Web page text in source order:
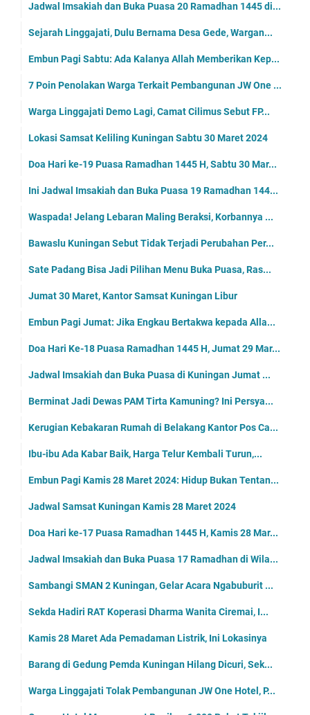
Jadwal Imsakiah dan Buka Puasa 20 Ramadhan 1445 di...
Sejarah Linggajati, Dulu Bernama Desa Gede, Wargan...
Embun Pagi Sabtu: Ada Kalanya Allah Memberikan Kep...
7 Poin Penolakan Warga Terkait Pembangunan JW One ...
Warga Linggajati Demo Lagi, Camat Cilimus Sebut FP...
Lokasi Samsat Keliling Kuningan Sabtu 30 Maret 2024
Doa Hari ke-19 Puasa Ramadhan 1445 H, Sabtu 30 Mar...
Ini Jadwal Imsakiah dan Buka Puasa 19 Ramadhan 144...
Waspada! Jelang Lebaran Maling Beraksi, Korbannya ...
Bawaslu Kuningan Sebut Tidak Terjadi Perubahan Per...
Sate Padang Bisa Jadi Pilihan Menu Buka Puasa, Ras...
Jumat 30 Maret, Kantor Samsat Kuningan Libur
Embun Pagi Jumat: Jika Engkau Bertakwa kepada Alla...
Doa Hari Ke-18 Puasa Ramadhan 1445 H, Jumat 29 Mar...
Jadwal Imsakiah dan Buka Puasa di Kuningan Jumat ...
Berminat Jadi Dewas PAM Tirta Kamuning? Ini Persya...
Kerugian Kebakaran Rumah di Belakang Kantor Pos Ca...
Ibu-ibu Ada Kabar Baik, Harga Telur Kembali Turun,...
Embun Pagi Kamis 28 Maret 2024: Hidup Bukan Tentan...
Jadwal Samsat Kuningan Kamis 28 Maret 2024
Doa Hari ke-17 Puasa Ramadhan 1445 H, Kamis 28 Mar...
Jadwal Imsakiah dan Buka Puasa 17 Ramadhan di Wila...
Sambangi SMAN 2 Kuningan, Gelar Acara Ngabuburit ...
Sekda Hadiri RAT Koperasi Dharma Wanita Ciremai, I...
Kamis 28 Maret Ada Pemadaman Listrik, Ini Lokasinya
Barang di Gedung Pemda Kuningan Hilang Dicuri, Sek...
Warga Linggajati Tolak Pembangunan JW One Hotel, P...